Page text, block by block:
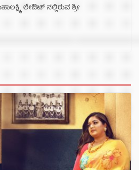
ಲೇಔಟ್ ನಲ್ಲಿರುವ ಶ್ರೀ